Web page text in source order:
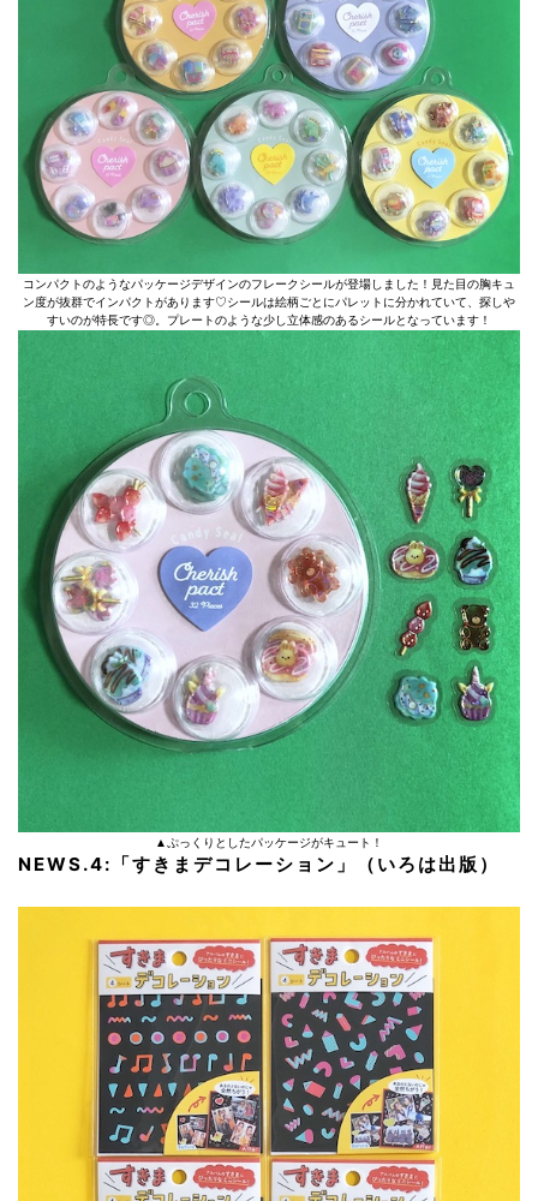
コンパクトのようなパッケージデザインのフレークシールが登場しました！見た目の胸キュ
ン度が抜群でインパクトがあります♡シールは絵柄ごとにパレットに分かれていて、探しや
すいのが特長です◎。プレートのような少し立体感のあるシールとなっています！
▲ぷっくりとしたパッケージがキュート！
NEWS.4:「すきまデコレーション」（いろは出版）